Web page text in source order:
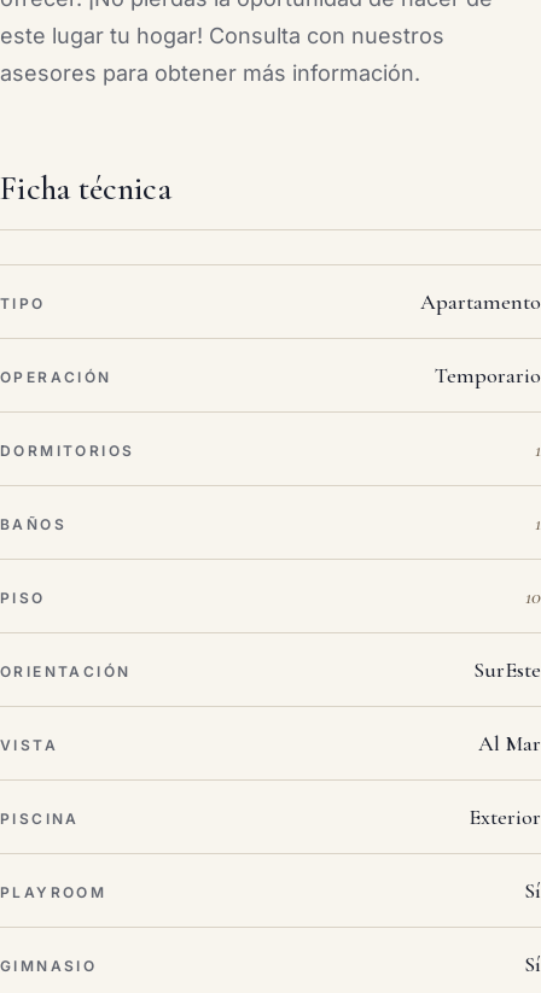
este lugar tu hogar! Consulta con nuestros
asesores para obtener más información.
Ficha técnica
TIPO Apartamento
OPERACIÓN Temporario
DORMITORIOS 1
BAÑOS 1
PISO 10
ORIENTACIÓN SurEste
VISTA Al Mar
PISCINA Exterior
PLAYROOM Sí
GIMNASIO Sí